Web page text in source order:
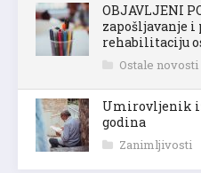
OBJAVLJENI
zapošljavanje
rehabilitaciju
Ostale novosti
Umirovljenik
godina
Zanimljivosti